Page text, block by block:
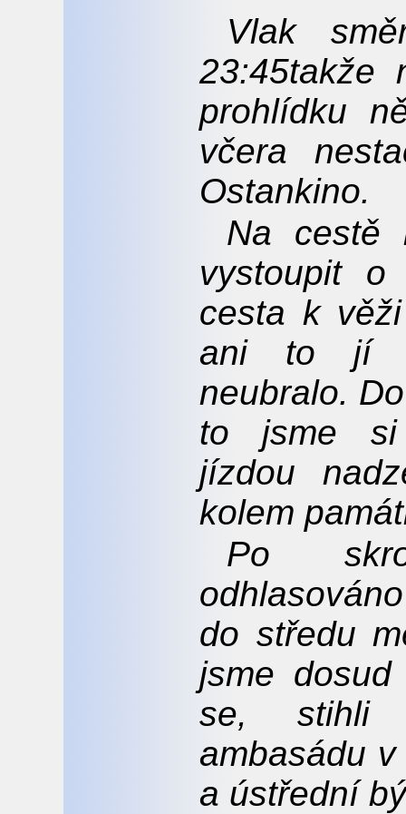
Vlak
23:45takže
prohlídku
včera
Ostankino.
Na cestě
vystoupit
cesta k
ani to jí z
neubralo.
to jsme si
jízdou
kolem
Po
do středu
jsme
se, stihli
ambasádu
a ústřední